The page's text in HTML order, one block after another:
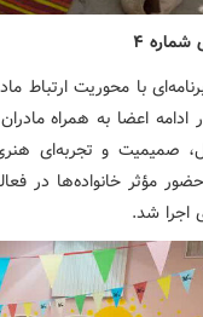
۴
با محوریت
اعضا به همراه
صمیمیت و تجربه‌ای
مؤثر خانواده‌ها در
اجرا شد.